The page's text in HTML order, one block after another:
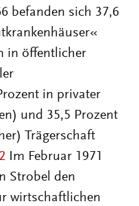
befanden sich 37,6
in öffentlicher
in privater
und 35,5 Prozent
Trägerschaft
Im Februar 1971
Strobel den
wirtschaftlichen